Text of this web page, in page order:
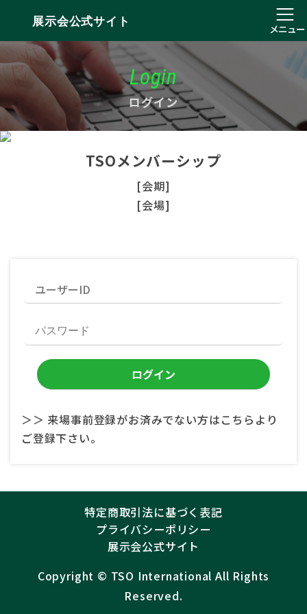
展示会公式サイト
メニュー
Login
ログイン
TSOメンバーシップ
[会期]
[会場]
＞＞ 来場事前登録がお済みでない方はこちらより
ご登録下さい。
特定商取引法に基づく表記
プライバシーポリシー
展示会公式サイト
Copyright ©︎ TSO International All Rights
Reserved.